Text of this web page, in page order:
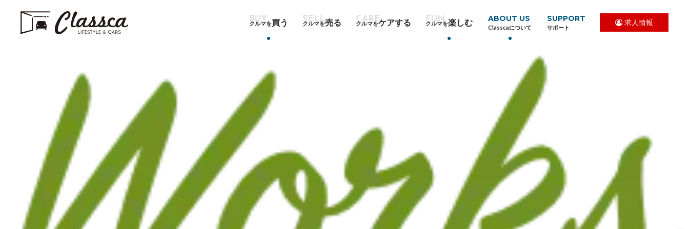
クルマを買う クルマを売る クルマをケアする クルマを楽しむ ABOUT US
Classcaについて
SUPPORT
サポート
求人情報